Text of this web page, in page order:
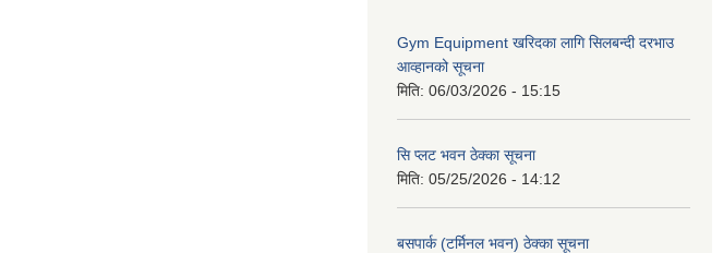
Gym Equipment खरिदका लागि सिलबन्दी दरभाउ
आव्हानको सूचना
मिति: 06/03/2026 - 15:15
सि प्लट भवन ठेक्का सूचना
मिति: 05/25/2026 - 14:12
बसपार्क (टर्मिनल भवन) ठेक्का सूचना